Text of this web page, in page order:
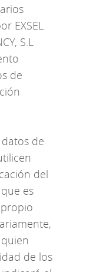
EXSEL
S.L
de
de
del
es
de los